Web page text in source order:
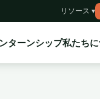
リソース ▾
ターンシップ私たち